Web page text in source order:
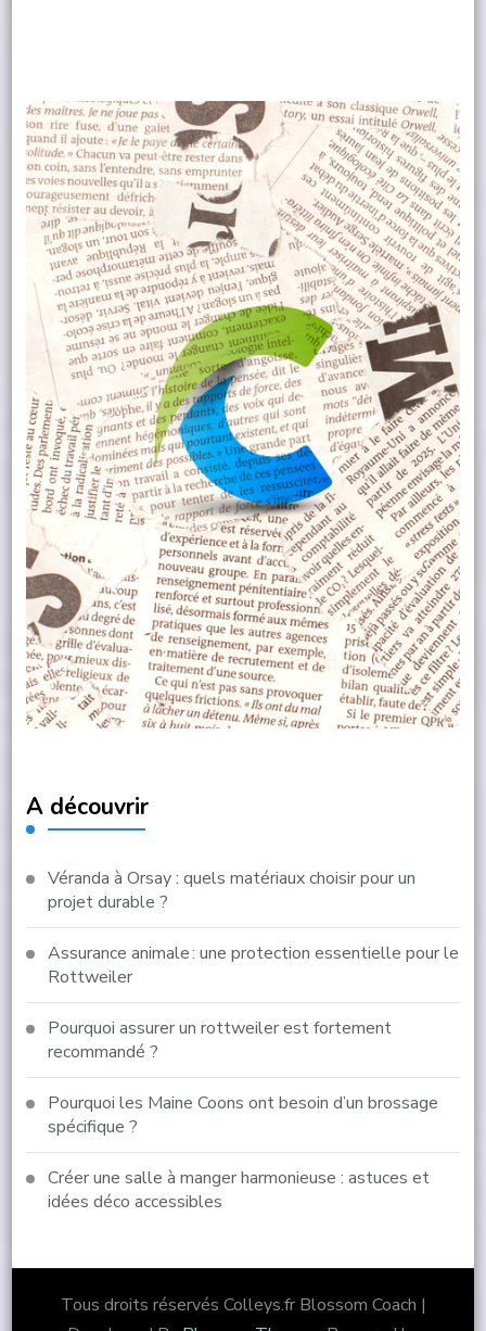
A découvrir
Véranda à Orsay : quels matériaux choisir pour un
projet durable ?
Assurance animale : une protection essentielle pour le
Rottweiler
Pourquoi assurer un rottweiler est fortement
recommandé ?
Pourquoi les Maine Coons ont besoin d’un brossage
spécifique ?
Créer une salle à manger harmonieuse : astuces et
idées déco accessibles
Tous droits réservés Colleys.frBlossom Coach |